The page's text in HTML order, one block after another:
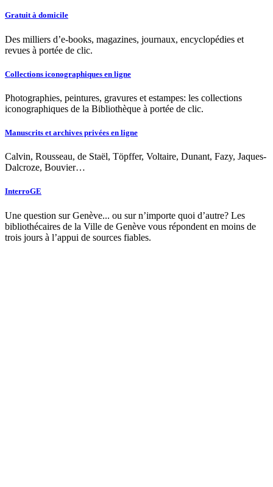
Gratuit à domicile
Des milliers d’e-books, magazines, journaux, encyclopédies et
revues à portée de clic.
Collections iconographiques en ligne
Photographies, peintures, gravures et estampes: les collections
iconographiques de la Bibliothèque à portée de clic.
Manuscrits et archives privées en ligne
Calvin, Rousseau, de Staël, Töpffer, Voltaire, Dunant, Fazy, Jaques-
Dalcroze, Bouvier…
InterroGE
Une question sur Genève... ou sur n’importe quoi d’autre? Les
bibliothécaires de la Ville de Genève vous répondent en moins de
trois jours à l’appui de sources fiables.